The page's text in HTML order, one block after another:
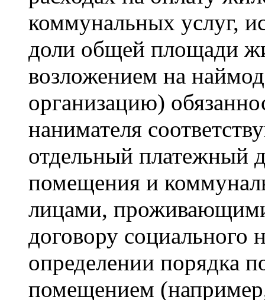
коммунальных услуг,
доли общей площади
возложением на
организацию)
нанимателя
отдельный платежный
помещения и
лицами,
договору социального
определении порядка
помещением